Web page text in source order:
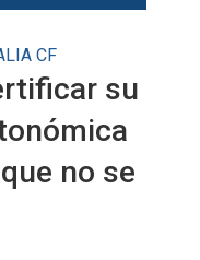
CF
su
no se